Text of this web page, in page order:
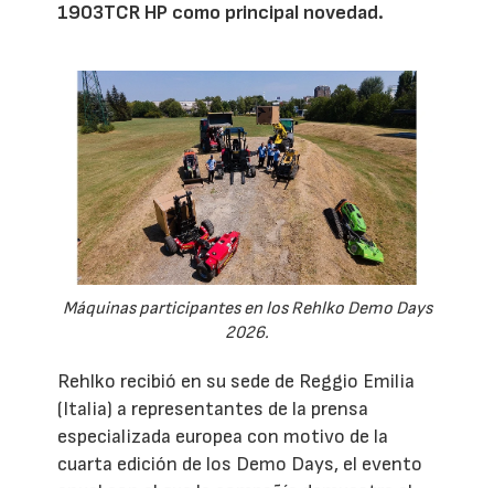
1903TCR HP como principal novedad.
Máquinas participantes en los Rehlko Demo Days
2026.
Rehlko recibió en su sede de Reggio Emilia
(Italia) a representantes de la prensa
especializada europea con motivo de la
cuarta edición de los Demo Days, el evento